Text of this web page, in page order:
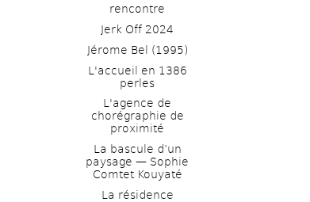
rencontre
Jerk Off 2024
Jérome Bel (1995)
L'accueil en 1386
perles
L'agence de
chorégraphie de
proximité
La bascule d’un
paysage — Sophie
Comtet Kouyaté
La résidence